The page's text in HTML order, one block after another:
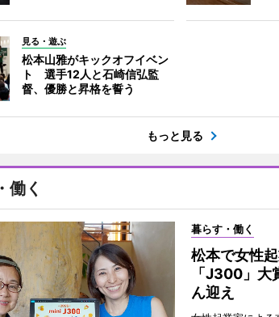
見る・遊ぶ
松本山雅がキックオフイベン
ト 選手12人と石崎信弘監
督、優勝と昇格を誓う
もっと見る
働く
暮らす・働く
松本で女性
「J300」大
ん迎え